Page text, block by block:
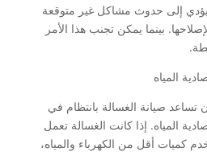
يؤدي إلى حدوث مشاكل غير متوقعة
بينما يمكن تجنب هذا الأمر
المياه
تساعد صيانة الغسالة بانتظام في
المياه. إذا كانت الغسالة تعمل
كميات أقل من الكهرباء والمياه،